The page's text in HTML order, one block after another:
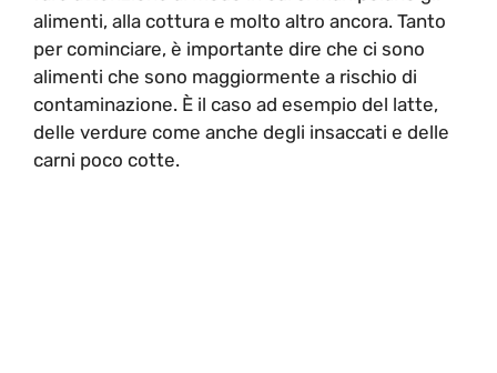
alimenti, alla cottura e molto altro ancora. Tanto
per cominciare, è importante dire che ci sono
alimenti che sono maggiormente a rischio di
contaminazione. È il caso ad esempio del latte,
delle verdure come anche degli insaccati e delle
carni poco cotte.